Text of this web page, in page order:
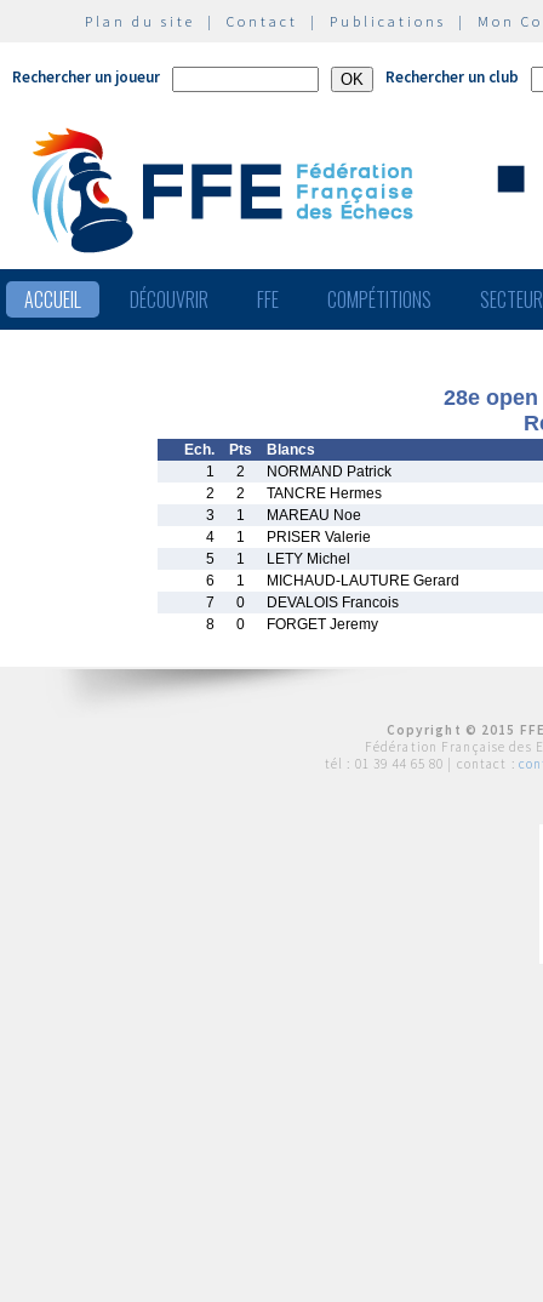
Plan du site | Contact | Publications | Mon
Rechercher un joueur Rechercher un club
ACCUEIL DÉCOUVRIR FFE COMPÉTITIONS
28e
Ech. Pts
Blancs
1
2
NORMAND Patrick
2
2
TANCRE Hermes
3
1
MAREAU Noe
4
1
PRISER Valerie
5
1
LETY Michel
6
1
MICHAUD-LAUTURE Gerard
7
0
DEVALOIS Francois
8
0 FORGET Jeremy
Copyright © 2015
Fédération Française des
tél : 01 39 44 65 80 | contact :